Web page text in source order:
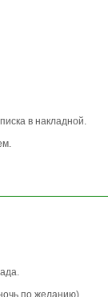
в накладной.
по желанию).